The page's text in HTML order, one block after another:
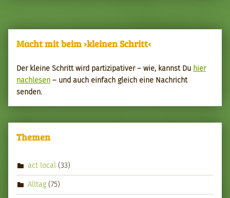
Macht mit beim ›kleinen Schritt‹
Der kleine Schritt wird par­tizipa­tiv­er – wie, kannst Du hier
nach­le­sen – und auch ein­fach gle­ich eine Nachricht
senden.
Themen
act local (33)
Alltag (75)